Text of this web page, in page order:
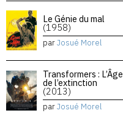
Le Génie du mal
(1958)
parJosué Morel
Transformers : L’Âge
de l’extinction
(2013)
parJosué Morel